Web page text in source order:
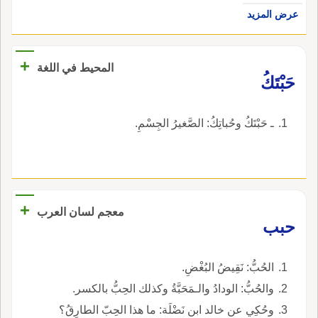
عرض المزيد
المحيط في اللغة
+
حَبْتَكُ
ـ حَبْتَكُ وحُباتِكُ: الصَّغيرُ الجِسْمِ.
معجم لسان العرب
+
حبب
الحُبُّ: نَقِيضُ البُغْضِ.
والحُبُّ: الودادُ والـمَحَبَّةُ وكذلك الحِبُّ بالكسر.
وحُكِي عن خالد ابن نَضْلَة: ما هذا الحِبّ الطارِقُ؟